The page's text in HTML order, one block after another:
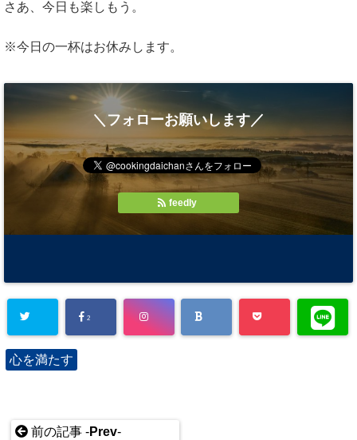
さあ、今日も楽しもう。
※今日の一杯はお休みします。
＼フォローお願いします／
feedly
2
心を満たす
前の記事 -Prev-